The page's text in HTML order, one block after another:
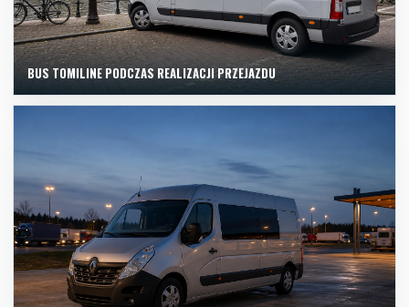
BUS TOMILINE PODCZAS REALIZACJI PRZEJAZDU